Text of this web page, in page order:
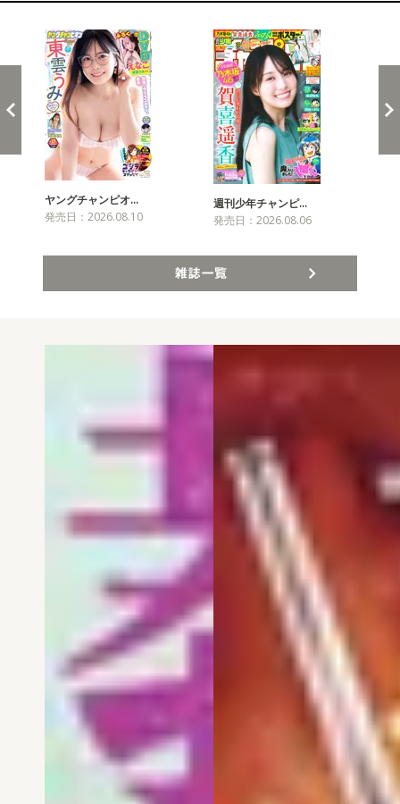
ヤングチャンピオ…
発売日：2026.08.10
週刊少年チャンピ…
発売日：2026.08.06